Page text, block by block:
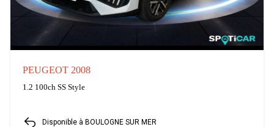
PEUGEOT 2008
1.2 100ch SS Style
Disponible à BOULOGNE SUR MER